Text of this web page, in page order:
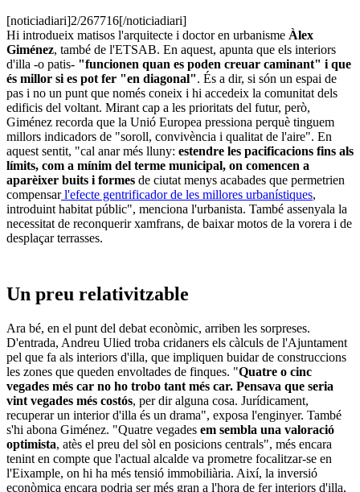
[noticiadiari]2/267716[/noticiadiari]
Hi introdueix matisos l'arquitecte i doctor en urbanisme Àlex
Giménez, també de l'ETSAB. En aquest, apunta que els interiors
d'illa -o patis- "funcionen quan es poden creuar caminant" i que
és millor si es pot fer "en diagonal". És a dir, si són un espai de
pas i no un punt que només coneix i hi accedeix la comunitat dels
edificis del voltant. Mirant cap a les prioritats del futur, però,
Giménez recorda que la Unió Europea pressiona perquè tinguem
millors indicadors de "soroll, convivència i qualitat de l'aire". En
aquest sentit, "cal anar més lluny: estendre les pacificacions fins als
límits, com a mínim del terme municipal, on comencen a
aparèixer buits i formes de ciutat menys acabades que permetrien
compensarl'efecte gentrificador de les millores urbanístiques,
introduint habitat públic", menciona l'urbanista. També assenyala la
necessitat de reconquerir xamfrans, de baixar motos de la vorera i de
desplaçar terrasses.
Un preu relativitzable
Ara bé, en el punt del debat econòmic, arriben les sorpreses.
D'entrada, Andreu Ulied troba cridaners els càlculs de l'Ajuntament
pel que fa als interiors d'illa, que impliquen buidar de construccions
les zones que queden envoltades de finques. "Quatre o cinc
vegades més car no ho trobo tant més car. Pensava que seria
vint vegades més costós, per dir alguna cosa. Jurídicament,
recuperar un interior d'illa és un drama", exposa l'enginyer. També
s'hi abona Giménez. "Quatre vegades em sembla una valoració
optimista, atès el preu del sòl en posicions centrals", més encara
tenint en compte que l'actual alcalde va prometre focalitzar-se en
l'Eixample, on hi ha més tensió immobiliària. Així, la inversió
econòmica encara podria ser més gran a l'hora de fer interiors d'illa,